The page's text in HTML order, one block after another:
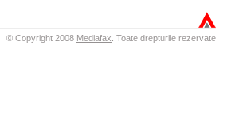
© Copyright 2008 Mediafax Toate drepturile rezervate